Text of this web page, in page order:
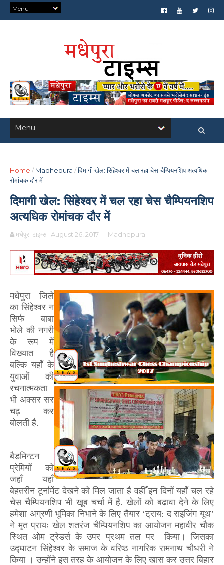
Home / Madhepura /दिमागी खेल: सिंहेश्वर में चल रहा चेस चैम्पियनशिप अत्यधिक
रोमांचक दौर में
दिमागी खेल: सिंहेश्वर में चल रहा चेस चैम्पियनशिप
अत्यधिक रोमांचक दौर में
मधेपुरा टाइम्स August 26, 2017 - Madhepura
मधेपुरा जिले
का सिंहेश्वर न
सिर्फ बाबा
भोले कीनगरी
के रूप में
विख्यात है
बल्कि यहाँ के
युवाओं की
रचनात्मकता
भी अक्सर सर
चढ़ कर
बोलती है.
बैडमिन्टन
प्रेमियों को
जहाँ यहाँ
बेहतरीन टूर्नामेंट देखने को मिल जाता है वहीँ इन दिनों यहाँ चल रहे
चेस चैम्पियनशिप भी खूब चर्चा में है. खेलों को बढावा देने के लिए
हमेशा अग्रणी भूमिका निभाने के लिए तैयार ‘ट्राय: द राइजिंग यूथ’
ने मृत प्रायः खेल शतरंज चैम्पियनशिप का आयोजन महावीर चौक
स्थित ओम ट्रेडर्स के उपर प्रथम तल पर किया। जिसका
उद्घाटन सिंहेश्वर के समाज के वरिष्ठ नागरिक रामनाथ चौधरी ने
किया । उन्होंने इस तरह के आयोजन के लिए खास कर उत्तर बिहार